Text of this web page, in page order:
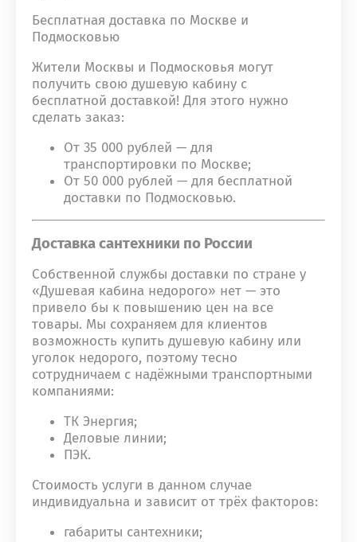
Бесплатная доставка по Москве и
Подмосковью
Жители Москвы и Подмосковья могут
получить свою душевую кабину с
бесплатной доставкой! Для этого нужно
сделать заказ:
От 35 000 рублей — для
транспортировки по Москве;
От 50 000 рублей — для бесплатной
доставки по Подмосковью.
Доставка сантехники по России
Собственной службы доставки по стране у
«Душевая кабина недорого» нет — это
привело бы к повышению цен на все
товары. Мы сохраняем для клиентов
возможность купить душевую кабину или
уголок недорого, поэтому тесно
сотрудничаем с надёжными транспортными
компаниями:
ТК Энергия;
Деловые линии;
ПЭК.
Стоимость услуги в данном случае
индивидуальна и зависит от трёх факторов:
габариты сантехники;